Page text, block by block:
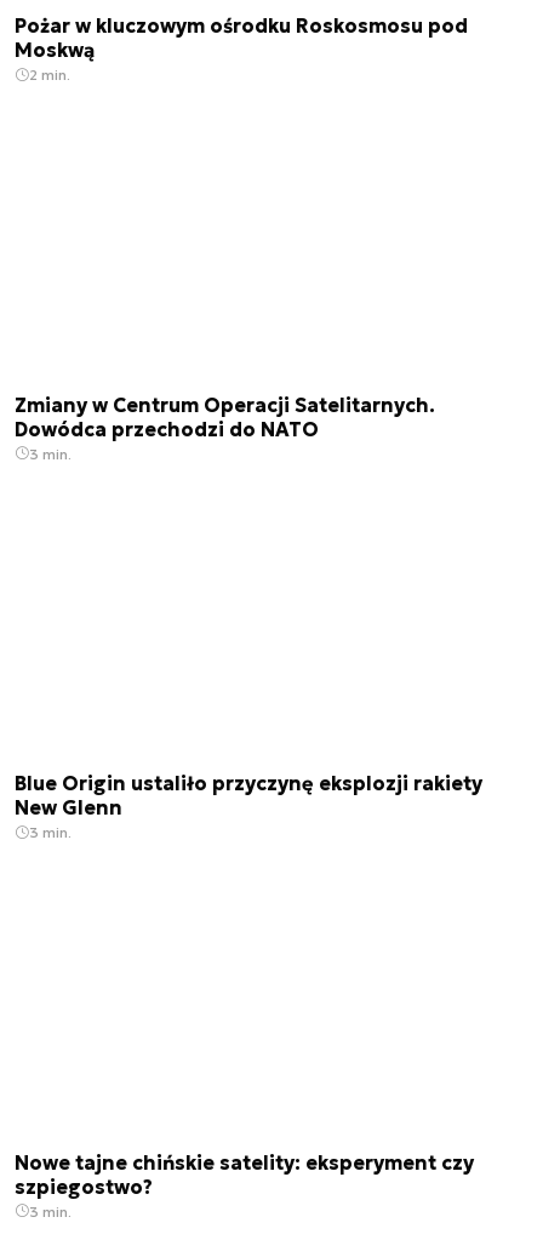
Pożar w kluczowym ośrodku Roskosmosu pod
Moskwą
2 min.
Zmiany w Centrum Operacji Satelitarnych.
Dowódca przechodzi do NATO
3 min.
Blue Origin ustaliło przyczynę eksplozji rakiety
New Glenn
3 min.
Nowe tajne chińskie satelity: eksperyment czy
szpiegostwo?
3 min.